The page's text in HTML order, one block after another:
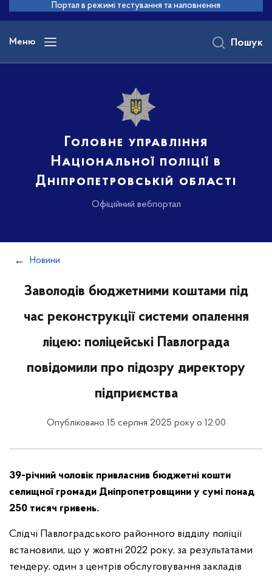
основного
вмісту
Портал в режимі тестування та наповнення
Меню
Головне управління
Національної поліції в
Дніпропетровській області
Офіційний вебпортал
Пошук
Новини
Заволодів бюджетними коштами під
час реконструкції системи опалення
ліцею: поліцейські Павлограда
повідомили про підозру директору
підприємства
Опубліковано 15 серпня 2025 року о 12:00
39-річний чоловік привласнив бюджетні кошти
селищної громади Дніпропетровщини у сумі понад
250 тисяч гривень.
Слідчі Павлоградського районного відділу поліції
встановили, що у жовтні 2022 року, за результатами
тендеру, один з центрів обслуговування закладів